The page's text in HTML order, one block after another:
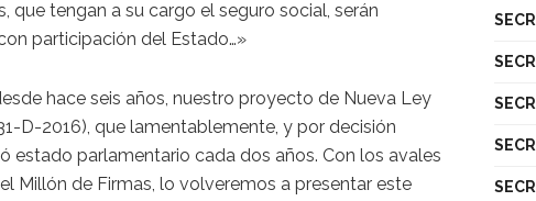
que tengan a su cargo el seguro social, serán
participación del Estado…»
hace seis años, nuestro proyecto de Nueva Ley
D-2016), que lamentablemente, y por decisión
estado parlamentario cada dos años. Con los avales
Millón de Firmas, lo volveremos a presentar este